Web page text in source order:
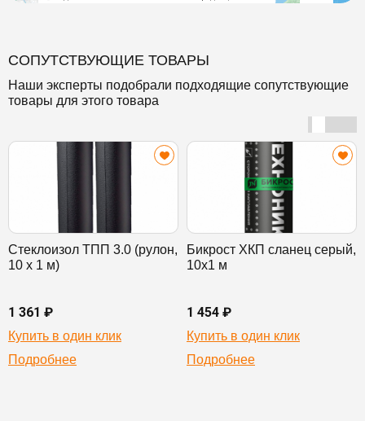
СОПУТСТВУЮЩИЕ ТОВАРЫ
Наши эксперты подобрали подходящие сопутствующие
товары для этого товара
Стеклоизол ТПП 3.0 (рулон,
10 х 1 м)
1 361 ₽
Купить в один клик
Подробнее
Бикрост ХКП сланец серый,
10х1 м
1 454 ₽
Купить в один клик
Подробнее